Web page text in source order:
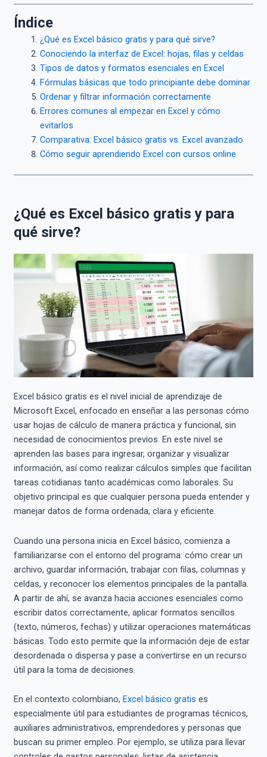
Índice
¿Qué es Excel básico gratis y para qué sirve?
Conociendo la interfaz de Excel: hojas, filas y celdas
Tipos de datos y formatos esenciales en Excel
Fórmulas básicas que todo principiante debe dominar
Ordenar y filtrar información correctamente
Errores comunes al empezar en Excel y cómo
evitarlos
Comparativa: Excel básico gratis vs. Excel avanzado
Cómo seguir aprendiendo Excel con cursos online
¿Qué es Excel básico gratis y para
qué sirve?
Excel básico gratis es el nivel inicial de aprendizaje de
Microsoft Excel, enfocado en enseñar a las personas cómo
usar hojas de cálculo de manera práctica y funcional, sin
necesidad de conocimientos previos. En este nivel se
aprenden las bases para ingresar, organizar y visualizar
información, así como realizar cálculos simples que facilitan
tareas cotidianas tanto académicas como laborales. Su
objetivo principal es que cualquier persona pueda entender y
manejar datos de forma ordenada, clara y eficiente.
Cuando una persona inicia en Excel básico, comienza a
familiarizarse con el entorno del programa: cómo crear un
archivo, guardar información, trabajar con filas, columnas y
celdas, y reconocer los elementos principales de la pantalla.
A partir de ahí, se avanza hacia acciones esenciales como
escribir datos correctamente, aplicar formatos sencillos
(texto, números, fechas) y utilizar operaciones matemáticas
básicas. Todo esto permite que la información deje de estar
desordenada o dispersa y pase a convertirse en un recurso
útil para la toma de decisiones.
En el contexto colombiano, Excel básico gratis es
especialmente útil para estudiantes de programas técnicos,
auxiliares administrativos, emprendedores y personas que
buscan su primer empleo. Por ejemplo, se utiliza para llevar